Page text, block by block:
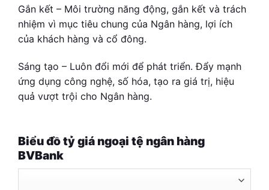
Gắn kết – Môi trường năng động, gắn kết và trách
nhiệm vì mục tiêu chung của Ngân hàng, lợi ích
của khách hàng và cổ đông.
Sáng tạo – Luôn đổi mới để phát triển. Đẩy mạnh
ứng dụng công nghệ, số hóa, tạo ra giá trị, hiệu
quả vượt trội cho Ngân hàng.
Biểu đồ tỷ giá ngoại tệ ngân hàng
BVBank